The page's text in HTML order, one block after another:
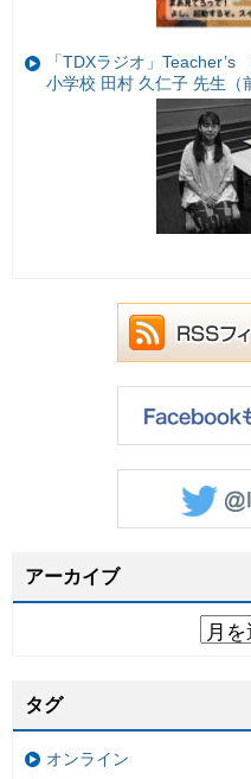
「TDXラジオ」
小学校 田村 久仁子 先生（
アーカイブ
タグ
オンライン